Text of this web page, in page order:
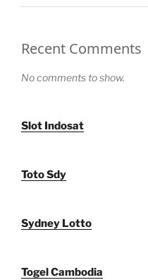
Recent Comments
No comments to show.
Slot Indosat
Toto Sdy
Sydney Lotto
Togel Cambodia